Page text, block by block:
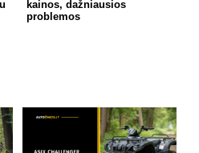
kainos, dažniausios
problemos